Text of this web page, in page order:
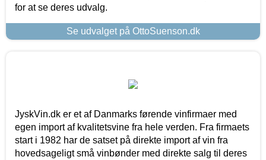
for at se deres udvalg.
Se udvalget på OttoSuenson.dk
JyskVin.dk er et af Danmarks førende vinfirmaer med
egen import af kvalitetsvine fra hele verden. Fra firmaets
start i 1982 har de satset på direkte import af vin fra
hovedsageligt små vinbønder med direkte salg til deres